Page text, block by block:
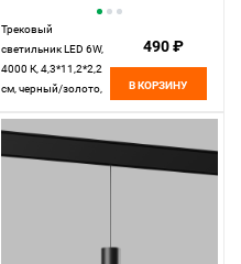
Трековый
светильник LED 6W,
4000 К, 4,3*11,2*2,2
см, черный/золото,
Magnetic 85101/01
490 ₽
В КОРЗИНУ